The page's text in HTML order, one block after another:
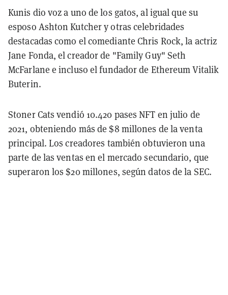
Kunis dio voz a uno de los gatos, al igual que su
esposo Ashton Kutcher y otras celebridades
destacadas como el comediante Chris Rock, la actriz
Jane Fonda, el creador de "Family Guy" Seth
McFarlane e incluso el fundador de Ethereum Vitalik
Buterin.
Stoner Cats vendió 10.420 pases NFT en julio de
2021, obteniendo más de $8 millones de la venta
principal. Los creadores también obtuvieron una
parte de las ventas en el mercado secundario, que
superaron los $20 millones, según datos de la SEC.